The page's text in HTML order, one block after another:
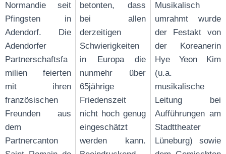
Normandie seit
Pfingsten in
Adendorf. Die
Adendorfer
Partnerschaftsfa
milien feierten
mit ihren
französischen
Freunden aus
dem
Partnercanton
betonten, dass
bei allen
derzeitigen
Schwierigkeiten
in Europa die
nunmehr über
65jährige
Friedenszeit
nicht hoch genug
eingeschätzt
werden kann.
Musikalisch
umrahmt wurde
der Festakt von
der Koreanerin
Hye Yeon Kim
(u.a.
musikalische
Leitung bei
Aufführungen am
Stadttheater
Lüneburg) sowie